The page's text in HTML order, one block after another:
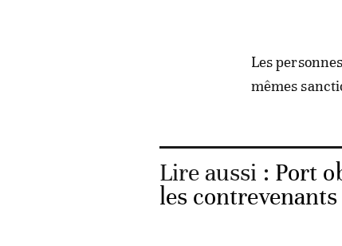
Les
mêmes
Lire aussi : Port
les contrevenants